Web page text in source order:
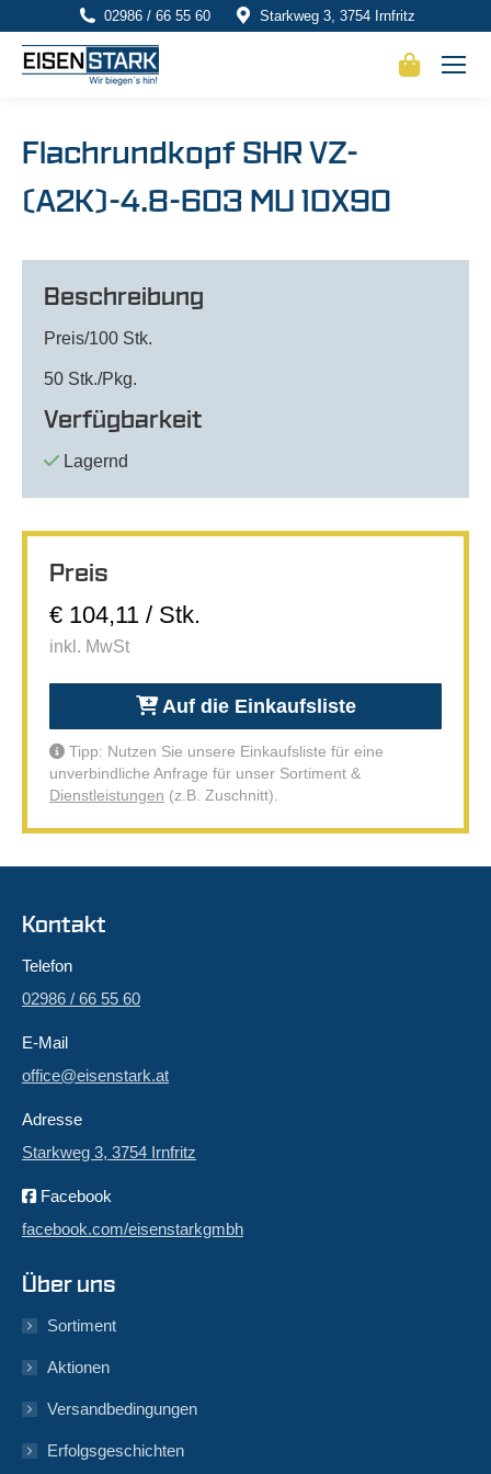
02986 / 66 55 60 Starkweg 3, 3754 Irnfritz
Flachrundkopf SHR VZ-
(A2K)-4.8-603 MU 10X90
Beschreibung
Preis/100 Stk.
50 Stk./Pkg.
Verfügbarkeit
Lagernd
Preis
€ 104,11 / Stk.
inkl. MwSt
Auf die Einkaufsliste
Tipp: Nutzen Sie unsere Einkaufsliste für eine
unverbindliche Anfrage für unser Sortiment &
Dienstleistungen (z.B. Zuschnitt).
Kontakt
Telefon
02986 / 66 55 60
E-Mail
office@eisenstark.at
Adresse
Starkweg 3, 3754 Irnfritz
Facebook
facebook.com/eisenstarkgmbh
Über uns
Sortiment
Aktionen
Versandbedingungen
Erfolgsgeschichten